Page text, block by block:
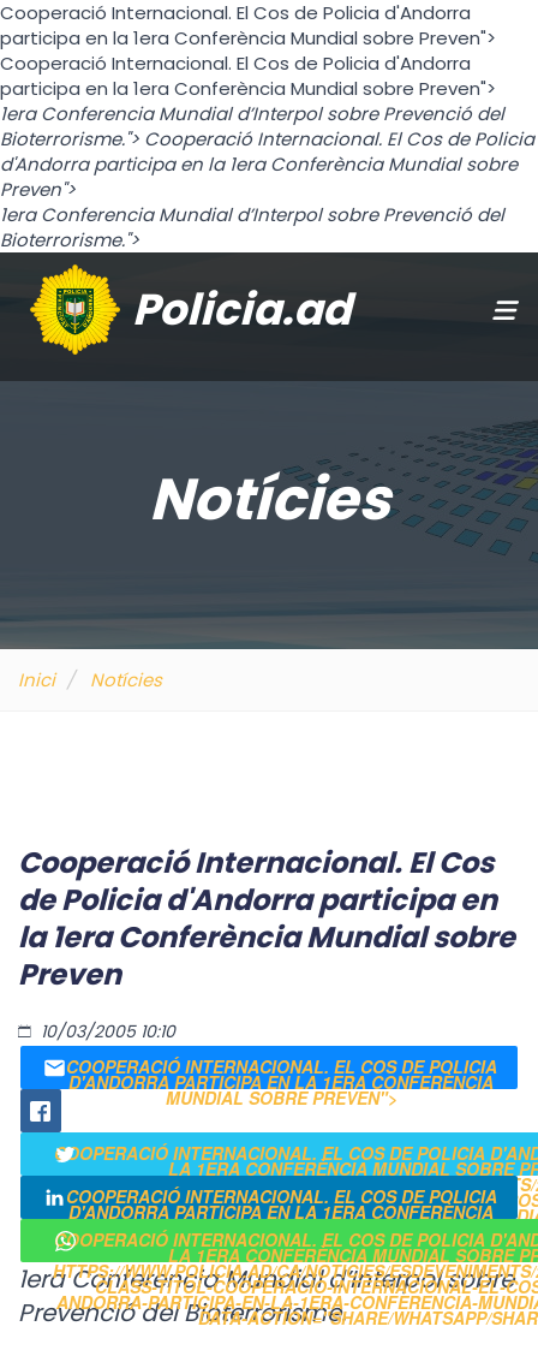
Cooperació Internacional. El Cos de Policia d'Andorra
participa en la 1era Conferència Mundial sobre Preven">
Cooperació Internacional. El Cos de Policia d'Andorra
participa en la 1era Conferència Mundial sobre Preven">
1era Conferencia Mundial d’Interpol sobre Prevenció del
Bioterrorisme."> Cooperació Internacional. El Cos de Policia
d'Andorra participa en la 1era Conferència Mundial sobre
Preven">
1era Conferencia Mundial d’Interpol sobre Prevenció del
Bioterrorisme.">
Policia.ad
Notícies
Inici Notícies
Cooperació Internacional. El Cos
de Policia d'Andorra participa en
la 1era Conferència Mundial sobre
Preven
10/03/2005 10:10
COOPERACIÓ INTERNACIONAL. EL COS DE POLICIA
D'ANDORRA PARTICIPA EN LA 1ERA CONFERÈNCIA
MUNDIAL SOBRE PREVEN">
COOPERACIÓ INTERNACIONAL. EL COS DE POLICIA
LA 1ERA CONFERÈNCIA MUNDIAL SOBRE
HTTPS://WWW.POLICIA.AD/CA/NOTICIES/
CLASS-TITOL-COOPERACIO-INTERNACIONAL-EL-
ANDORRA-PARTICIPA-EN-LA-1ERA-CONFERENCIA-
CLASS="POPUP">
COOPERACIÓ INTERNACIONAL. EL COS DE POLICIA
D'ANDORRA PARTICIPA EN LA 1ERA CONFERÈNCIA
MUNDIAL SOBRE PREVEN" CLASS="POPUP">
COOPERACIÓ INTERNACIONAL. EL COS DE POLICIA
LA 1ERA CONFERÈNCIA MUNDIAL SOBRE
HTTPS://WWW.POLICIA.AD/CA/NOTICIES/
CLASS-TITOL-COOPERACIO-INTERNACIONAL-EL-
ANDORRA-PARTICIPA-EN-LA-1ERA-CONFERENCIA-
DATA-ACTION="SHARE/WHATSAPP/
1era Conferencia Mundial d’Interpol sobre
Prevenció del Bioterrorisme.